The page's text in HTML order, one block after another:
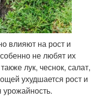
влияют на рост и
не любят их
лук, чеснок, салат,
ухудшается рост и
урожайность.